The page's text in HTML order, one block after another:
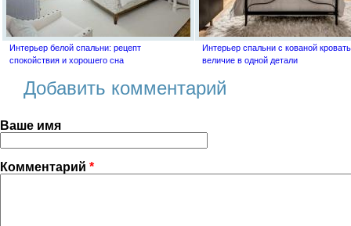
Интерьер спальни с кованой
величие в одной детали
Интерьер белой спальни: рецепт
спокойствия и хорошего сна
Добавить комментарий
Ваше имя
Комментарий *